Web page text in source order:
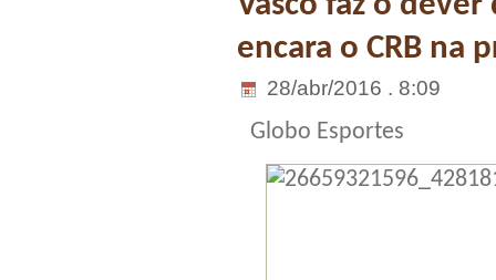
encara o CRB na
28/abr/2016 . 8:09
Globo Esportes